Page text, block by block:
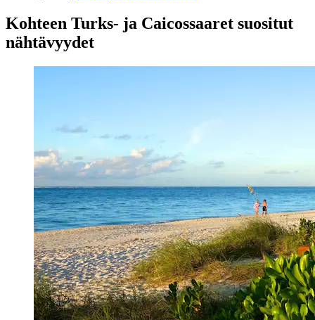
Kohteen Turks- ja Caicossaaret suositut
nähtävyydet